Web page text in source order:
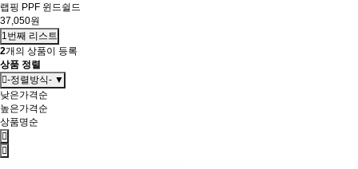
랩핑 PPF 윈드쉴드
37,050원
1번째 리스트
2개의 상품이 등록
상품 정렬
-정렬방식- ▼
낮은가격순
높은가격순
상품명순